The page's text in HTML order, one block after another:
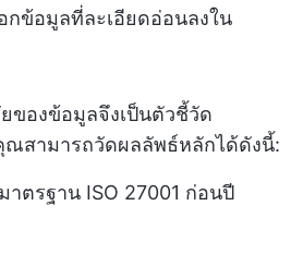
กข้อมูลที่ละเอียดอ่อนลงใน
ของข้อมูลจึงเป็นตัวชี้วัด
สามารถวัดผลลัพธ์หลักได้ดังนี้:
าตรฐาน ISO 27001 ก่อนปี